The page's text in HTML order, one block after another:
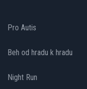
Pro Autis
Beh od hradu k hradu
Night Run